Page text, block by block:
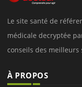
Le site santé de
médicale decryptée
conseils des meilleurs
À PROPOS